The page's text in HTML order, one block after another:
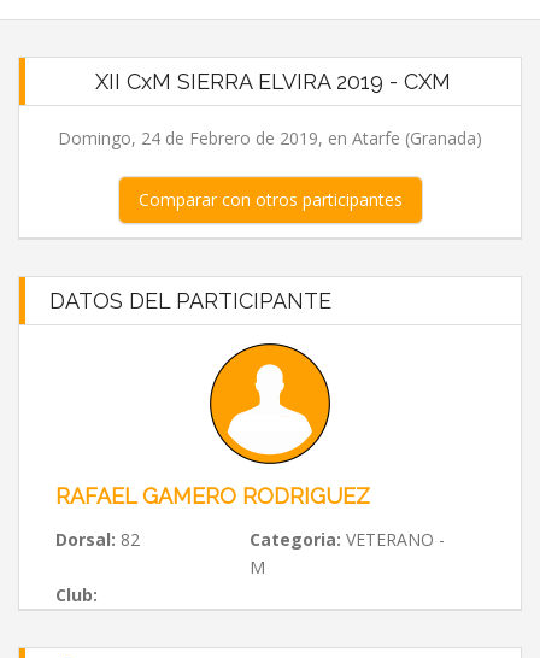
XII CxM SIERRA ELVIRA 2019 - CXM
Domingo, 24 de Febrero de 2019, en Atarfe (Granada)
Comparar con otros participantes
DATOS DEL PARTICIPANTE
RAFAEL GAMERO RODRIGUEZ
Dorsal: 82 Categoria: VETERANO -
M
Club: